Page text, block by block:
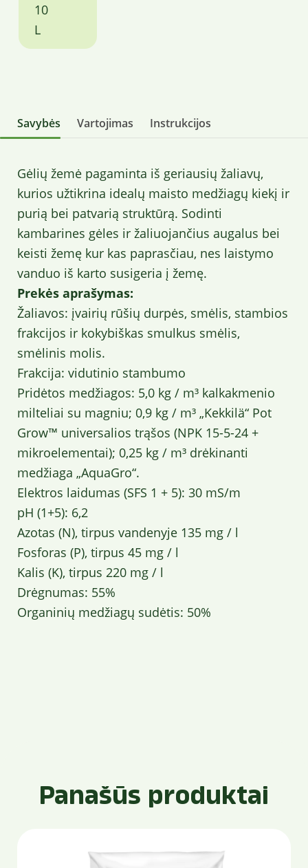
10
L
Savybės Vartojimas Instrukcijos
Gėlių žemė pagaminta iš geriausių žaliavų,
kurios užtikrina idealų maisto medžiagų kiekį ir
purią bei patvarią struktūrą. Sodinti
kambarines gėles ir žaliuojančius augalus bei
keisti žemę kur kas paprasčiau, nes laistymo
vanduo iš karto susigeria į žemę.
Prekės aprašymas:
Žaliavos: įvairių rūšių durpės, smėlis, stambios
frakcijos ir kokybiškas smulkus smėlis,
smėlinis molis.
Frakcija: vidutinio stambumo
Pridėtos medžiagos: 5,0 kg / m³ kalkakmenio
milteliai su magniu; 0,9 kg / m³ „Kekkilä“ Pot
Grow™ universalios trąšos (NPK 15-5-24 +
mikroelementai); 0,25 kg / m³ drėkinanti
medžiaga „AquaGro“.
Elektros laidumas (SFS 1 + 5): 30 mS/m
pH (1+5): 6,2
Azotas (N), tirpus vandenyje 135 mg / l
Fosforas (P), tirpus 45 mg / l
Kalis (K), tirpus 220 mg / l
Drėgnumas: 55%
Organinių medžiagų sudėtis: 50%
Panašūs produktai